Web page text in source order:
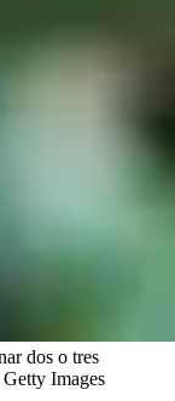
dos o tres
Getty Images